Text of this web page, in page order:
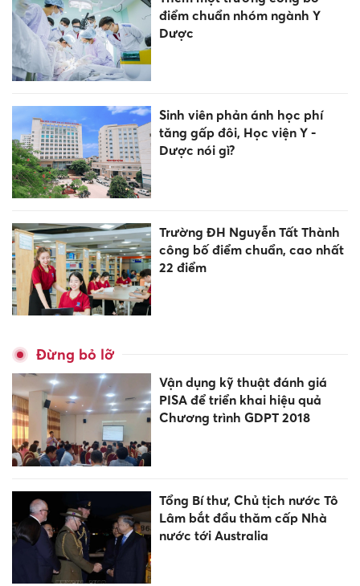
điểm chuẩn nhóm ngành Y
Dược
Sinh viên phản ánh học phí
tăng gấp đôi, Học viện Y -
Dược nói gì?
Trường ĐH Nguyễn Tất Thành
công bố điểm chuẩn, cao nhất
22 điểm
Đừng bỏ lỡ
Vận dụng kỹ thuật đánh giá
PISA để triển khai hiệu quả
Chương trình GDPT 2018
Tổng Bí thư, Chủ tịch nước Tô
Lâm bắt đầu thăm cấp Nhà
nước tới Australia